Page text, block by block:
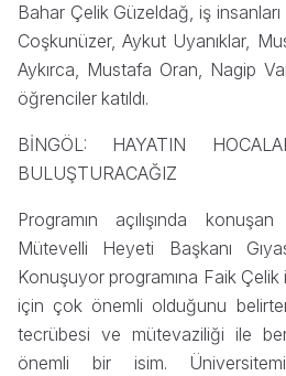
Bahar Çelik Güzeldağ, iş
Coşkunüzer, Aykut Uyanıklar,
Aykırca, Mustafa Oran, Nagip
öğrenciler katıldı.
BİNGÖL: HAYATIN
BULUŞTURACAĞIZ
Programın açılışında
Mütevelli Heyeti Başkanı
Konuşuyor programına Faik Çelik
için çok önemli olduğunu
tecrübesi ve mütevaziliği ile
önemli bir isim.